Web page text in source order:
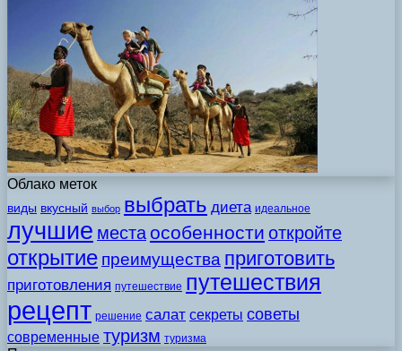
Облако меток
виды вкусный выбор выбрать диета идеальное
лучшие места особенности откройте
открытие преимущества приготовить
приготовления путешествие путешествия
рецепт решение салат секреты советы
современные туризм туризма